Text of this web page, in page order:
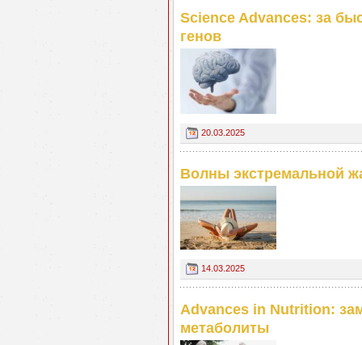
Science Advances: за
генов
20.03.2025
Волны экстремальной
14.03.2025
Advances in Nutrition:
метаболиты